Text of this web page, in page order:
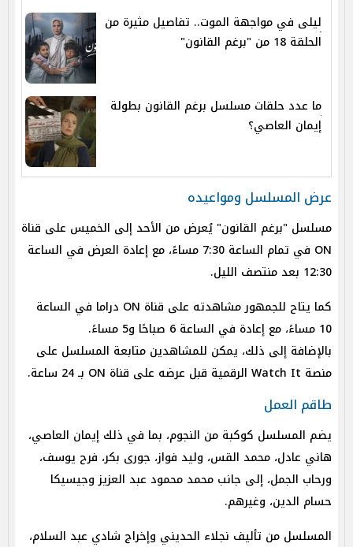
ليلى في مواجهة الموت.. تفاصيل مثيرة من
الحلقة 18 من "برغم القانون"
ما عدد حلقات مسلسل برغم القانون بطولة
إيمان العاصي؟
عرض المسلسل ومواعيده
مسلسل "برغم القانون" يُعرض من الأحد إلى الخميس على قناة
ON في تمام الساعة 7:30 مساءً، مع إعادة العرض في الساعة
12:30 بعد منتصف الليل.
كما يتاح للجمهور مشاهدته على قناة ON دراما في الساعة
10 مساءً، مع إعادة في الساعة 6 صباحًا و5 مساءً.
بالإضافة إلى ذلك، يمكن للمشاهدين متابعة المسلسل على
منصة Watch It الرقمية قبل عرضه على قناة ON بـ 24 ساعة.
طاقم العمل
يضم المسلسل كوكبة من النجوم، بما في ذلك إيمان العاصي،
هاني عادل، محمد القس، وليد فواز، جورى بكر، فرح يوسف،
ورحاب الجمل، إلى جانب محمد محمود عبد العزيز وجيسيكا
حسام الدين، وغيرهم.
المسلسل من تأليف نجلاء الحديني وإخراج شادي عبد السلام،